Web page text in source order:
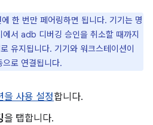
한 번만 페어링하면 됩니다. 기기는 명
서 adb 디버깅 승인을 취소할 때까지
유지됩니다. 기기와 워크스테이션이
로 연결됩니다.
을 사용 설정합니다.
을 탭합니다.